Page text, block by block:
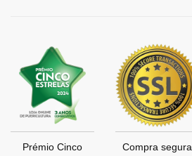
Prémio Cinco Compra segura